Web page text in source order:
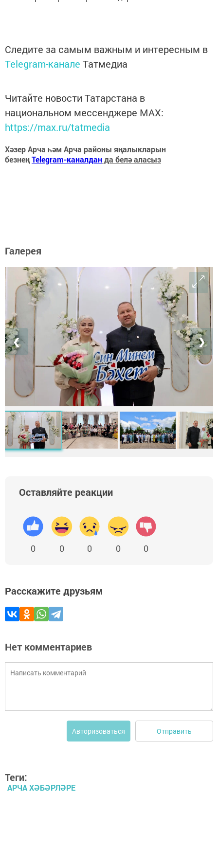
Следите за самым важным и интересным в
Telegram-канале Татмедиа
Читайте новости Татарстана в
национальном мессенджере MАХ:
https://max.ru/tatmedia
Хәзер Арча һәм Арча районы яңалыкларын
безнеңTelegram-каналданда белә аласыз
Галерея
❮ ❯
Оставляйте реакции
0 0 0 0 0
Расскажите друзьям
Нет комментариев
Авторизоваться Отправить
Теги:
АРЧА ХӘБӘРЛӘРЕ